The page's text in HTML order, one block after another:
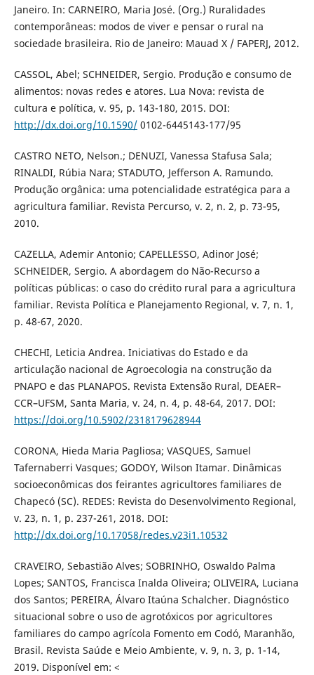
Janeiro. In: CARNEIRO, Maria José. (Org.) Ruralidades
contemporâneas: modos de viver e pensar o rural na
sociedade brasileira. Rio de Janeiro: Mauad X / FAPERJ, 2012.
CASSOL, Abel; SCHNEIDER, Sergio. Produção e consumo de
alimentos: novas redes e atores. Lua Nova: revista de
cultura e política, v. 95, p. 143-180, 2015. DOI:
http://dx.doi.org/10.1590/0102-6445143-177/95
CASTRO NETO, Nelson.; DENUZI, Vanessa Stafusa Sala;
RINALDI, Rúbia Nara; STADUTO, Jefferson A. Ramundo.
Produção orgânica: uma potencialidade estratégica para a
agricultura familiar. Revista Percurso, v. 2, n. 2, p. 73-95,
2010.
CAZELLA, Ademir Antonio; CAPELLESSO, Adinor José;
SCHNEIDER, Sergio. A abordagem do Não-Recurso a
políticas públicas: o caso do crédito rural para a agricultura
familiar. Revista Política e Planejamento Regional, v. 7, n. 1,
p. 48-67, 2020.
CHECHI, Leticia Andrea. Iniciativas do Estado e da
articulação nacional de Agroecologia na construção da
PNAPO e das PLANAPOS. Revista Extensão Rural, DEAER–
CCR–UFSM, Santa Maria, v. 24, n. 4, p. 48-64, 2017. DOI:
https://doi.org/10.5902/2318179628944
CORONA, Hieda Maria Pagliosa; VASQUES, Samuel
Tafernaberri Vasques; GODOY, Wilson Itamar. Dinâmicas
socioeconômicas dos feirantes agricultores familiares de
Chapecó (SC). REDES: Revista do Desenvolvimento Regional,
v. 23, n. 1, p. 237-261, 2018. DOI:
http://dx.doi.org/10.17058/redes.v23i1.10532
CRAVEIRO, Sebastião Alves; SOBRINHO, Oswaldo Palma
Lopes; SANTOS, Francisca Inalda Oliveira; OLIVEIRA, Luciana
dos Santos; PEREIRA, Álvaro Itaúna Schalcher. Diagnóstico
situacional sobre o uso de agrotóxicos por agricultores
familiares do campo agrícola Fomento em Codó, Maranhão,
Brasil. Revista Saúde e Meio Ambiente, v. 9, n. 3, p. 1-14,
2019. Disponível em: <